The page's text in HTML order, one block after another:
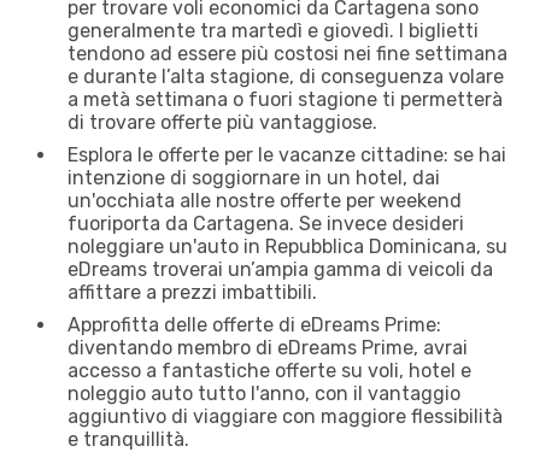
per trovare voli economici da Cartagena sono
generalmente tra martedì e giovedì. I biglietti
tendono ad essere più costosi nei fine settimana
e durante l’alta stagione, di conseguenza volare
a metà settimana o fuori stagione ti permetterà
di trovare offerte più vantaggiose.
Esplora le offerte per le vacanze cittadine: se hai
intenzione di soggiornare in un hotel, dai
un'occhiata alle nostre offerte per weekend
fuoriporta da Cartagena. Se invece desideri
noleggiare un'auto in Repubblica Dominicana, su
eDreams troverai un’ampia gamma di veicoli da
affittare a prezzi imbattibili.
Approfitta delle offerte di eDreams Prime:
diventando membro di eDreams Prime, avrai
accesso a fantastiche offerte su voli, hotel e
noleggio auto tutto l'anno, con il vantaggio
aggiuntivo di viaggiare con maggiore flessibilità
e tranquillità.